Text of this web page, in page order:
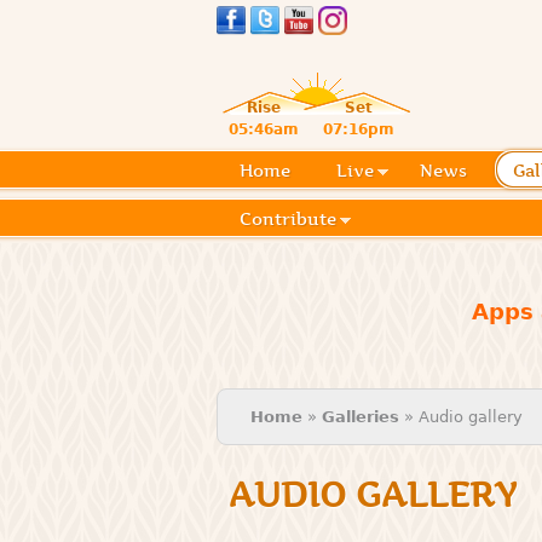
Rise
Set
05:46am
07:16pm
Home Live News
Contribute
Apps
You are here
Home » Galleries » Audio gallery
AUDIO GALLERY